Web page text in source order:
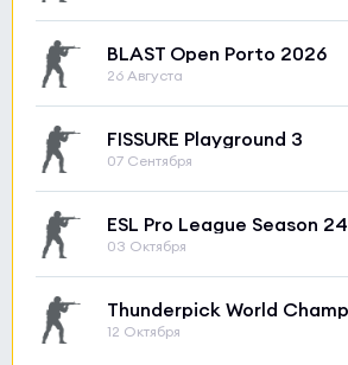
BLAST Open Porto 2026
26 Августа
FISSURE Playground 3
07 Сентября
ESL Pro League Season 24
03 Октября
12 Октября